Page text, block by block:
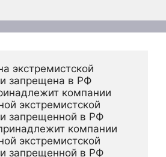
экстремистской
запрещена в РФ
компании
экстремистской
запрещенной в РФ
компании
экстремистской
запрещенной в РФ